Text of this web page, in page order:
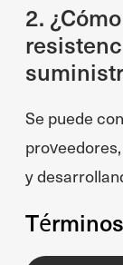
2.
Se puede
y